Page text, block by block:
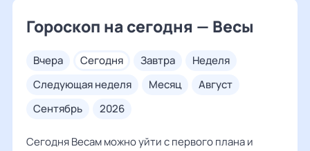
Гороскоп на сегодня — Весы
вчера сегодня завтра
неделя
следующая неделя
месяц
август
сентябрь
2026
Сегодня Весам можно уйти с первого плана и